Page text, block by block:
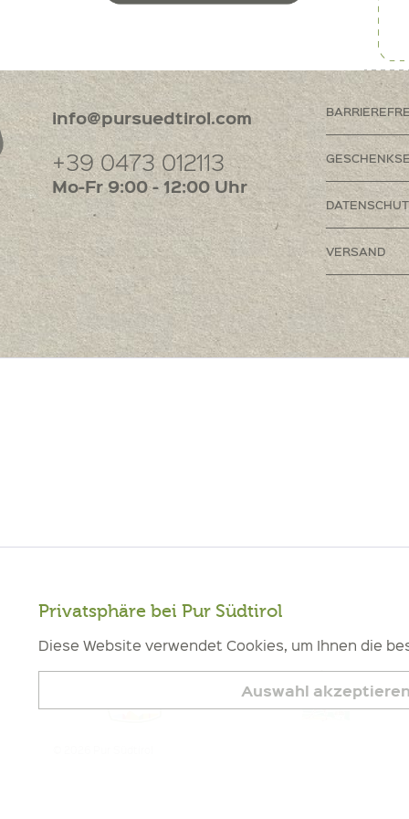
info@pursuedtirol.com
+39 0473 012113
Mo-Fr 9:00 - 12:00 Uhr
VERSAND
Funktionale
Privatsphäre bei Pur Südtirol
Diese Website verwendet Cookies, um Ihnen die
Auswahl akzeptieren